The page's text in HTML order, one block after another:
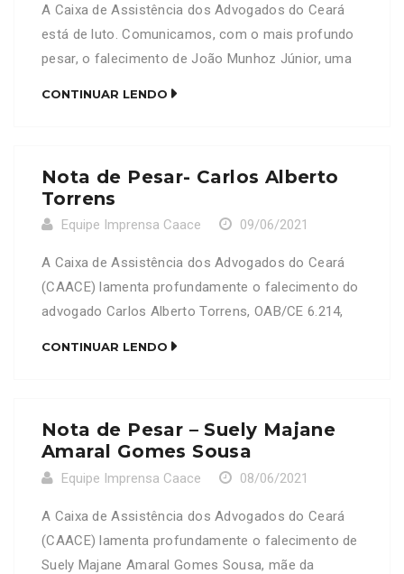
A Caixa de Assistência dos Advogados do Ceará
está de luto. Comunicamos, com o mais profundo
pesar, o falecimento de João Munhoz Júnior, uma
CONTINUAR LENDO
Nota de Pesar- Carlos Alberto
Torrens
Equipe Imprensa Caace 09/06/2021
A Caixa de Assistência dos Advogados do Ceará
(CAACE) lamenta profundamente o falecimento do
advogado Carlos Alberto Torrens, OAB/CE 6.214,
CONTINUAR LENDO
Nota de Pesar – Suely Majane
Amaral Gomes Sousa
Equipe Imprensa Caace 08/06/2021
A Caixa de Assistência dos Advogados do Ceará
(CAACE) lamenta profundamente o falecimento de
Suely Majane Amaral Gomes Sousa, mãe da